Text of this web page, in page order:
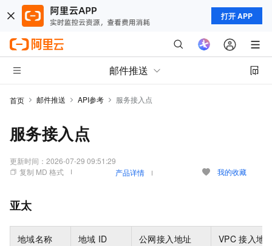
打开 APP
邮件推送
首页 邮件推送 API参考 服务接入点
服务接入点
更新时间： 2026-07-29 09:51:29
复制 MD 格式
产品详情 我的收藏
亚太
地域名称 地域 ID 公网接入地址 VPC 接入地